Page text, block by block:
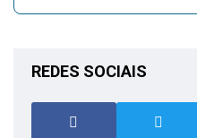
REDES SOCIAIS